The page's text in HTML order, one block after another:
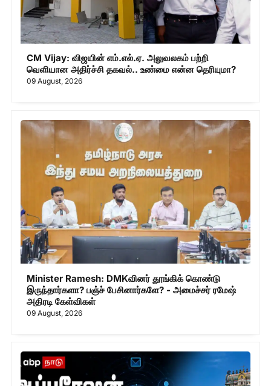
CM Vijay: விஜயின் எம்.எல்.ஏ. அலுவலகம் பற்றி
வெளியான அதிர்ச்சி தகவல்.. உண்மை என்ன தெரியுமா?
09 August, 2026
Minister Ramesh: DMKவினர் தூங்கிக் கொண்டு
இருந்தார்களா? பஞ்ச் பேசினார்களே? - அமைச்சர் ரமேஷ்
அதிரடி கேள்விகள்
09 August, 2026